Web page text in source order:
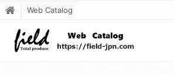
Web Catalog